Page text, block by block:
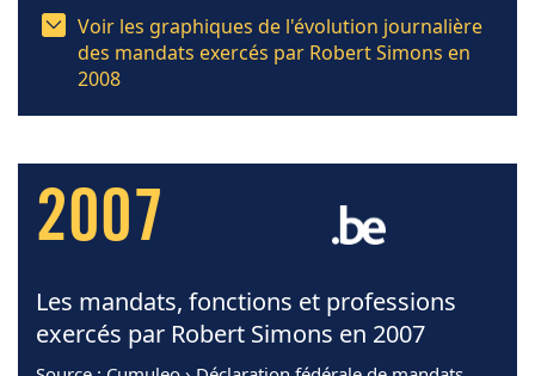
Voir les graphiques de l'évolution journalière
des mandats exercés par Robert Simons en
2008
2007
Les mandats, fonctions et professions
exercés par Robert Simons en 2007